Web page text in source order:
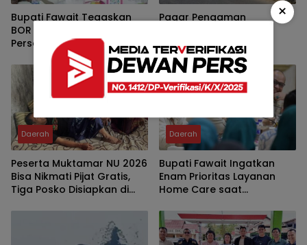
Bupati Fawait Tegaskan
BOR Dua RSD Lebih 100
Persen, Perlu Percepatan
Penambahan Tempat
Tidur Pasien
Pagar Pengaman
Randugunting Hilang,
Pengendara Khawatir
Membahayakan
Daerah
Peserta Muktamar NU 2026
Bisa Nikmati Pijat Gratis,
Tiga Posko Disiapkan di
Daerah
Bupati Fawait Ingatkan
Enam Prioritas Layanan
Home Care saat
×